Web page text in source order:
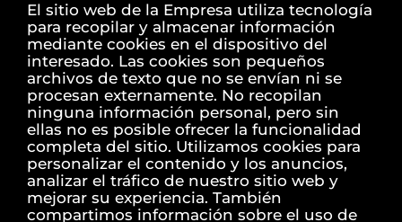
El sitio web de la Empresa utiliza tecnología
para recopilar y almacenar información
mediante cookies en el dispositivo del
interesado. Las cookies son pequeños
archivos de texto que no se envían ni se
procesan externamente. No recopilan
ninguna información personal, pero sin
ellas no es posible ofrecer la funcionalidad
completa del sitio. Utilizamos cookies para
personalizar el contenido y los anuncios,
analizar el tráfico de nuestro sitio web y
mejorar su experiencia. También
compartimos información sobre el uso de